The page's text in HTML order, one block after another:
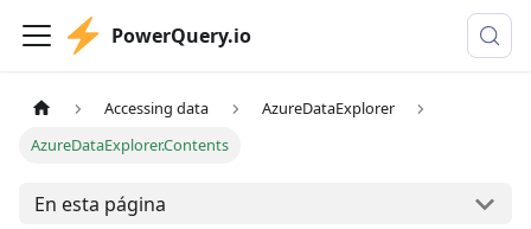
PowerQuery.io
Accessing data
AzureDataExplorer
AzureDataExplorer.Contents
En esta página